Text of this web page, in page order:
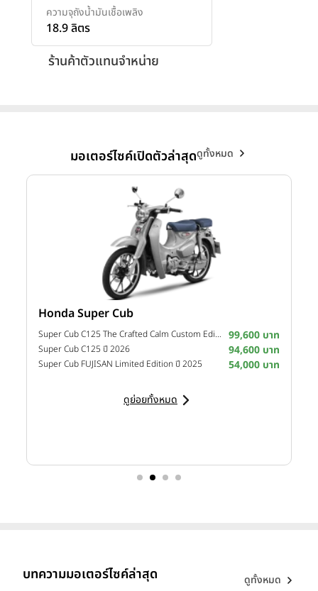
ความจุถังน้ำมันเชื้อเพลิง
18.9 ลิตร
ร้านค้าตัวแทนจำหน่าย
มอเตอร์ไซค์เปิดตัวล่าสุดดูทั้งหมด
Honda Super Cub
Super Cub C125 The Crafted Calm Custom Edition ปี 2026 99,600 บาท
Super Cub C125 ปี 2026 94,600 บาท
Super Cub FUJISAN Limited Edition ปี 2025 54,000 บาท
ดูย่อยทั้งหมด
บทความมอเตอร์ไซค์ล่าสุด ดูทั้งหมด